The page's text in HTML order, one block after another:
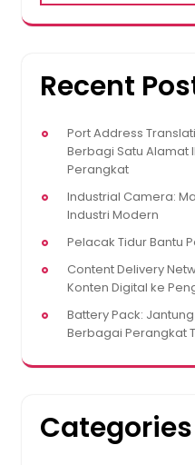
Recent
Port Address
Berbagi Satu Alamat
Perangkat
Industrial Camera:
Industri Modern
Pelacak Tidur Bantu
Content Delivery
Konten Digital ke
Battery Pack:
Berbagai Perangkat
Categories